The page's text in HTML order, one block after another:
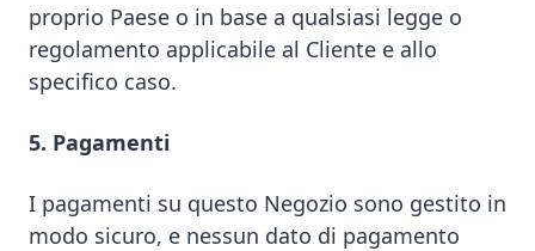
proprio Paese o in base a qualsiasi legge o
regolamento applicabile al Cliente e allo
specifico caso.
5. Pagamenti
I pagamenti su questo Negozio sono gestito in
modo sicuro, e nessun dato di pagamento